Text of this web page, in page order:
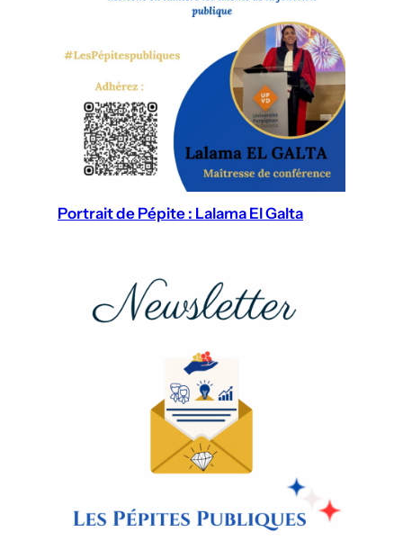
Portrait de Pépite : Lalama El Galta